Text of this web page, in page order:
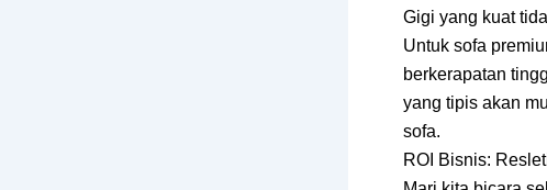
Gigi yang kuat
Untuk sofa
berkerapatan
yang tipis akan
sofa.
ROI Bisnis: